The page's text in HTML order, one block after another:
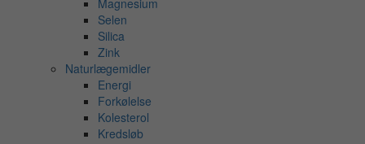
Magnesium
Selen
Silica
Zink
Naturlægemidler
Energi
Forkølelse
Kolesterol
Kredsløb